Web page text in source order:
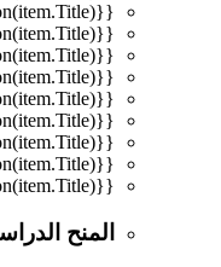
{{mmc.getCurrentTranslation(item.Title)}}
{{mmc.getCurrentTranslation(item.Title)}}
{{mmc.getCurrentTranslation(item.Title)}}
{{mmc.getCurrentTranslation(item.Title)}}
{{mmc.getCurrentTranslation(item.Title)}}
{{mmc.getCurrentTranslation(item.Title)}}
{{mmc.getCurrentTranslation(item.Title)}}
{{mmc.getCurrentTranslation(item.Title)}}
{{mmc.getCurrentTranslation(item.Title)}}
المنح